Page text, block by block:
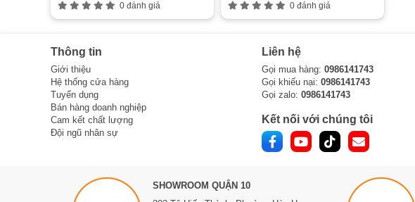
0 đánh giá
0 đánh giá
Thông tin
Giới thiệu
Hệ thống cửa hàng
Tuyển dụng
Bán hàng doanh nghiệp
Cam kết chất lượng
Đội ngũ nhân sự
Liên hệ
Gọi mua hàng: 0986141743
Gọi khiếu nại: 0986141743
Gọi zalo: 0986141743
Kết nối với chúng tôi
SHOWROOM QUẬN 10